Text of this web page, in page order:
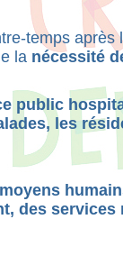
temps
la nécessité
public
les
des services